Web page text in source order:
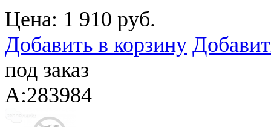
Цена: 1 910 руб.
Добавить в корзину
под заказ
A:283984